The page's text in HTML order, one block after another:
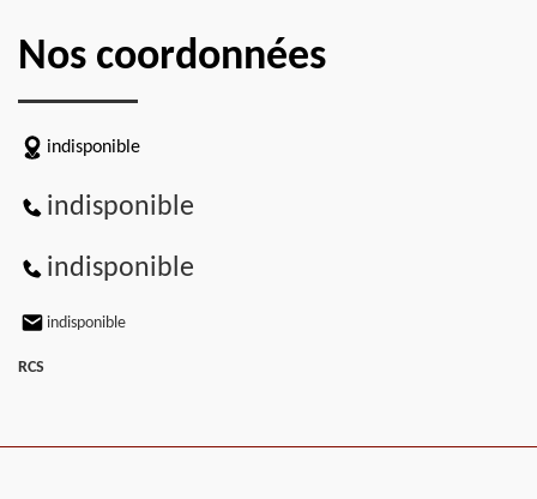
Nos coordonnées
indisponible
indisponible
indisponible
indisponible
RCS